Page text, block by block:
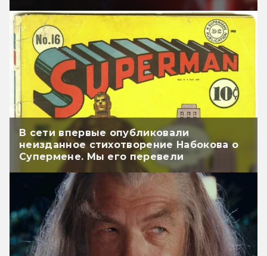
В сети впервые опубликовали
неизданное стихотворение Набокова о
Супермене. Мы его перевели